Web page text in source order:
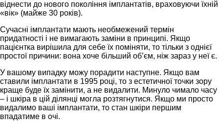
віднести до нового покоління імплантатів, враховуючи їхній
«вік» (майже 30 років).
Сучасні імплантати мають необмежений термін
придатності і не вимагають заміни в принципі. Якщо
пацієнтка вирішила для себе їх поміняти, то тільки з однієї
простої причини: вона хоче більший об’єм, ніж зараз у неї є.
У вашому випадку можу порадити наступне. Якщо вам
ставили імплантати в 1995 році, то з естетичної точки зору
краще буде їх замінити, а не видалити. Минуло чимало часу
– і шкіра в цій ділянці могла розтягнутися. Якщо ми просто
видалимо ваші імплантати, то стан шкіри першим
впадатиме в очі.